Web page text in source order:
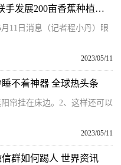
“如此多蕉”！昌江十月田镇两村联手发展200亩香蕉种植基地
11日消息（记者程小丹）眼
2023/05/11
不着神器 全球热头条
帘挂在床边。2、这样还可以
2023/05/11
群如何踢人 世界资讯